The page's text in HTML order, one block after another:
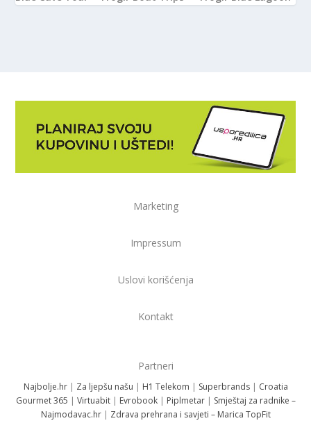
Marketing
Impressum
Uslovi korišćenja
Kontakt
Partneri
Najbolje.hr| Za ljepšu našu | H1 Telekom | Superbrands| Croatia
Gourmet 365 | Virtuabit| Evrobook| Piplmetar| Smještaj za radnike –
Najmodavac.hr| Zdrava prehrana i savjeti – Marica TopFit